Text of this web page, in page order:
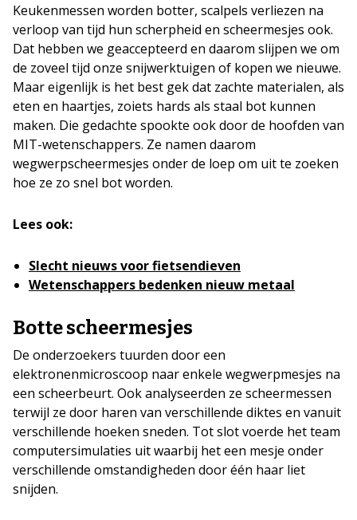
Keukenmessen worden botter, scalpels verliezen na
verloop van tijd hun scherpheid en scheermesjes ook.
Dat hebben we geaccepteerd en daarom slijpen we om
de zoveel tijd onze snijwerktuigen of kopen we nieuwe.
Maar eigenlijk is het best gek dat zachte materialen, als
eten en haartjes, zoiets hards als staal bot kunnen
maken. Die gedachte spookte ook door de hoofden van
MIT-wetenschappers. Ze namen daarom
wegwerpscheermesjes onder de loep om uit te zoeken
hoe ze zo snel bot worden.
Lees ook:
Slecht nieuws voor fietsendieven
Wetenschappers bedenken nieuw metaal
Botte scheermesjes
De onderzoekers tuurden door een
elektronenmicroscoop naar enkele wegwerpmesjes na
een scheerbeurt. Ook analyseerden ze scheermessen
terwijl ze door haren van verschillende diktes en vanuit
verschillende hoeken sneden. Tot slot voerde het team
computersimulaties uit waarbij het een mesje onder
verschillende omstandigheden door één haar liet
snijden.